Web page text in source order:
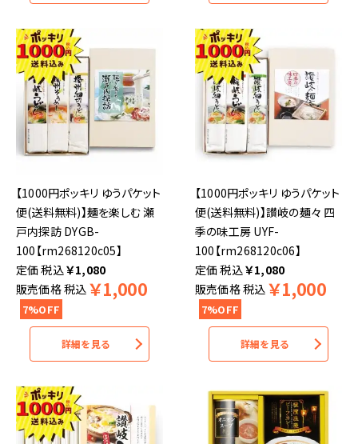
【1000円ポッキリ ゆうパケット
便(送料無料)】麺を楽しむ 瀬
戸内探訪 DYGB-
100【rm268120c05】
税込￥1,080
販売価格税込 ￥1,000
7%OFF
詳細を見る
【1000円ポッキリ ゆうパケット
便(送料無料)】讃岐の麺々 四
季の味工房 UYF-
100【rm268120c06】
税込￥1,080
販売価格税込 ￥1,000
7%OFF
詳細を見る